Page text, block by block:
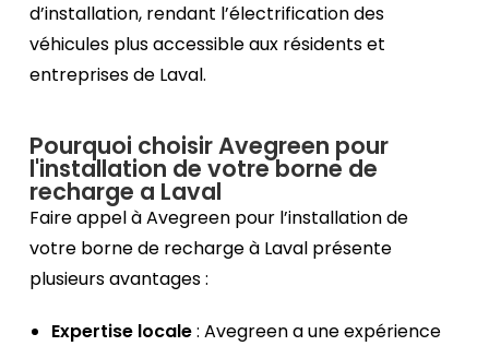
d’installation, rendant l’électrification des
véhicules plus accessible aux résidents et
entreprises de Laval.
Pourquoi choisir Avegreen pour
l'installation de votre borne de
recharge a Laval
Faire appel à Avegreen pour l’installation de
votre borne de recharge à Laval présente
plusieurs avantages :
Expertise locale: Avegreen a une expérience